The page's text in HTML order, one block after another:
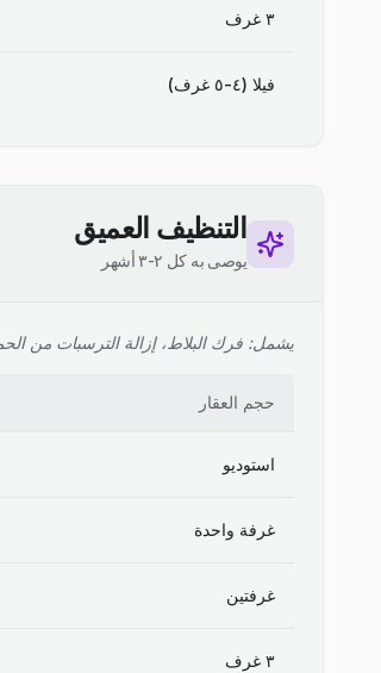
٣ غرف
فيلا (٤-٥ غرف)
التنظيف العميق
يوصى به كل ٢-٣ أشهر
يشمل: فرك البلاط، إزالة الترسبات من
حجم العقار
استوديو
غرفة واحدة
غرفتين
٣ غرف